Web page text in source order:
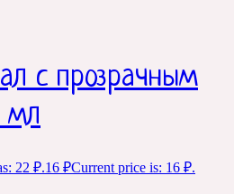
с прозрачным
мл
22 ₽.16 ₽Current price is: 16 ₽.